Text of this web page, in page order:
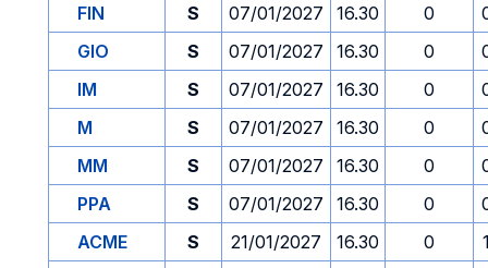
FIN
S 07/01/2027 16.30 0
GIO
S 07/01/2027 16.30 0
IM
S 07/01/2027 16.30 0
M
S 07/01/2027 16.30 0
MM
S 07/01/2027 16.30 0
PPA
S 07/01/2027 16.30 0
ACME
S 21/01/2027 16.30 0